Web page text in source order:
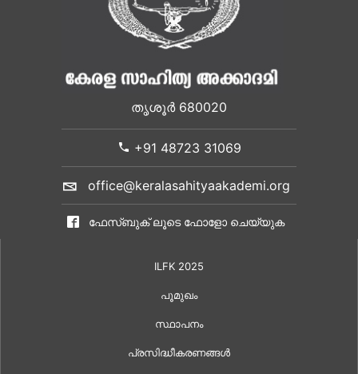
തൃശൂർ 680020
+91 48723 31069
office@keralasahityaakademi.org
ഫേസ്ബുക് ലൂടെ ഫോളോ ചെയ്യുക
ILFK 2025
പൂമുഖം
സ്ഥാപനം
പ്രസിദ്ധീകരണങ്ങൾ